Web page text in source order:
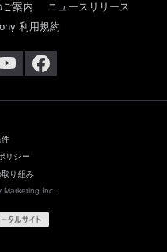
案内
ニュースリリース
利用規約
件
リシー
取り組み
Marketing Inc.